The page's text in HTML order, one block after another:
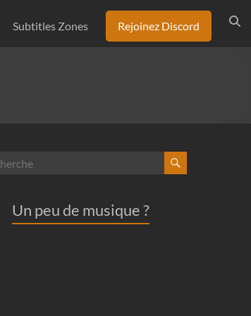
Subtitles Zones Rejoinez Discord
Un peu de musique ?